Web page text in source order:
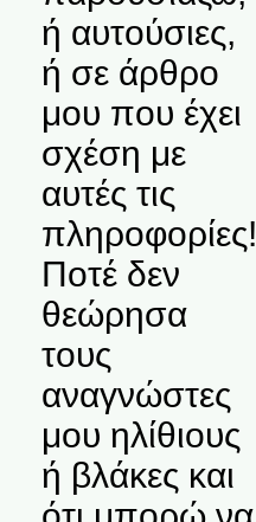
ή αυτούσιες,
ή σε άρθρο
μου που έχει
σχέση με
αυτές τις
πληροφορίες!
Ποτέ δεν
θεώρησα
τους
αναγνώστες
μου ηλίθιους
ή βλάκες και